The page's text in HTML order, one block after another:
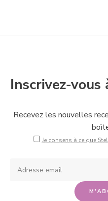
Inscrivez-
Recevez les nouvelles
Je consens à ce que